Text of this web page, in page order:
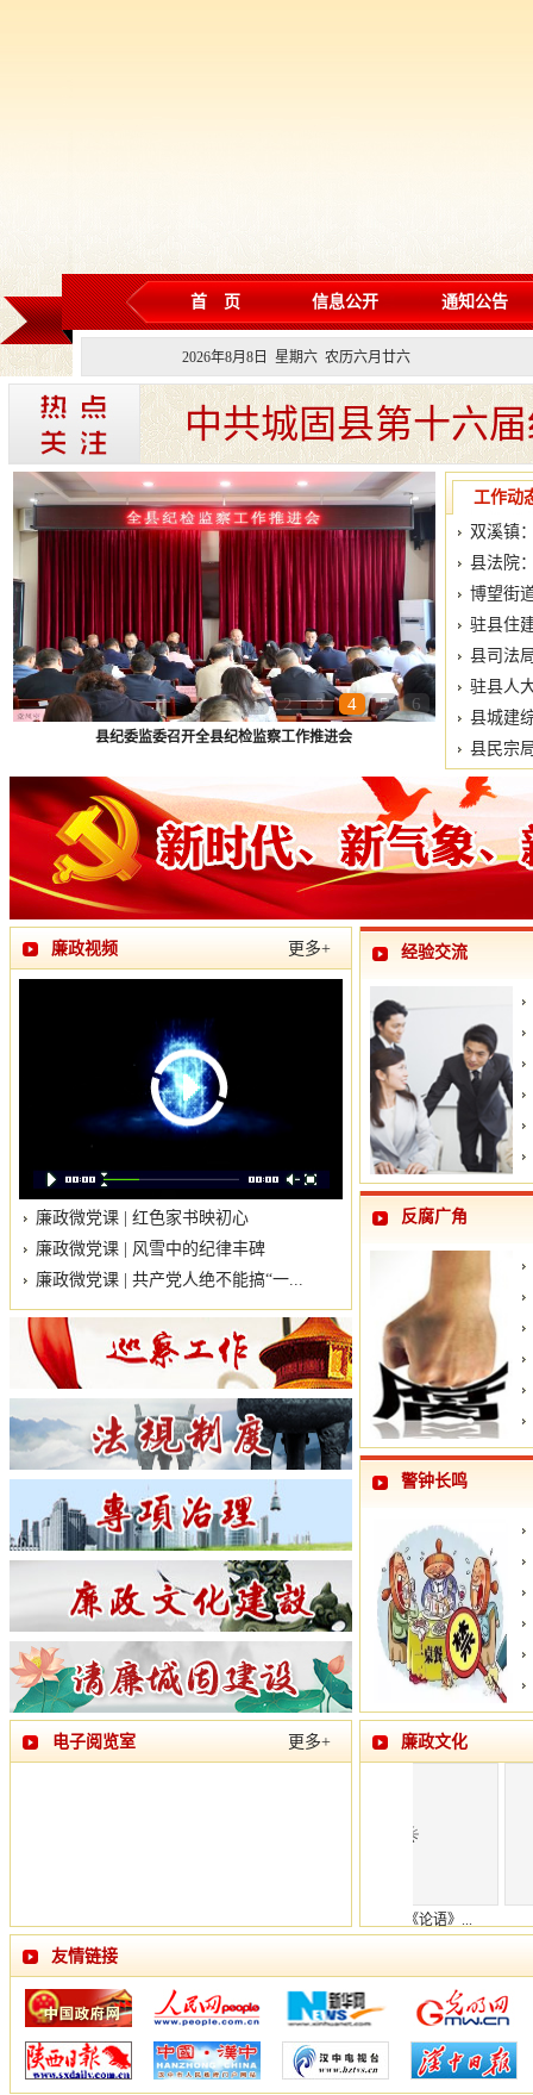
首 页 信息公开 通知公告
2026年8月 8 日 星期六 农历六月廿六
中共城固县第十六
1 2 3 4 5 6
县纪委监委召开全县纪检监察工作推进会
工作动
双溪镇
县法院
博望街
驻县住
县司法
驻县人
县城建
县民宗
廉政视频 更多+
廉政微党课 | 红色家书映初心
廉政微党课 | 风雪中的纪律丰碑
廉政微党课 | 共产党人绝不能搞“一...
经验交流
反腐广角
警钟长鸣
电子阅览室 更多+ 廉政文化
漫画说纪 | 中
友情链接